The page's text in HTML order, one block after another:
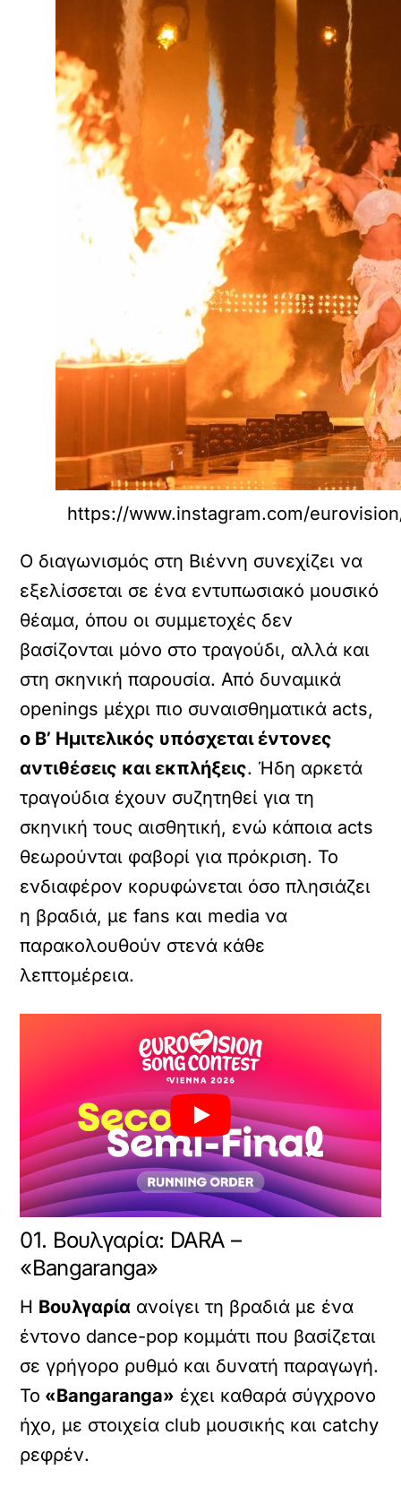
https://www.instagram.com/
Ο διαγωνισμός στη Βιέννη συνεχίζει να
εξελίσσεται σε ένα εντυπωσιακό μουσικό
θέαμα, όπου οι συμμετοχές δεν
βασίζονται μόνο στο τραγούδι, αλλά και
στη σκηνική παρουσία. Από δυναμικά
openings μέχρι πιο συναισθηματικά acts,
ο Β’ Ημιτελικός υπόσχεται έντονες
αντιθέσεις και εκπλήξεις. Ήδη αρκετά
τραγούδια έχουν συζητηθεί για τη
σκηνική τους αισθητική, ενώ κάποια acts
θεωρούνται φαβορί για πρόκριση. Το
ενδιαφέρον κορυφώνεται όσο πλησιάζει
η βραδιά, με fans και media να
παρακολουθούν στενά κάθε
λεπτομέρεια.
01. Βουλγαρία: DARА –
«Bangaranga»
Η Βουλγαρία ανοίγει τη βραδιά με ένα
έντονο dance-pop κομμάτι που βασίζεται
σε γρήγορο ρυθμό και δυνατή παραγωγή.
Το «Bangaranga» έχει καθαρά σύγχρονο
ήχο, με στοιχεία club μουσικής και catchy
ρεφρέν.